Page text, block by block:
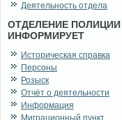
Деятельность отдела
ОТДЕЛЕНИЕ ПОЛИЦИИ
ИНФОРМИРУЕТ
Историческая справка
Персоны
Розыск
Отчёт о деятельности
Информация
Миграционный пункт